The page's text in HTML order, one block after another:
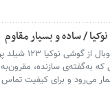
/ ساده و بسیار مقاوم
شرکت اچ‌ام‌دی
به‌گفته‌ی سازنده،
می‌رود و برای کیفیت